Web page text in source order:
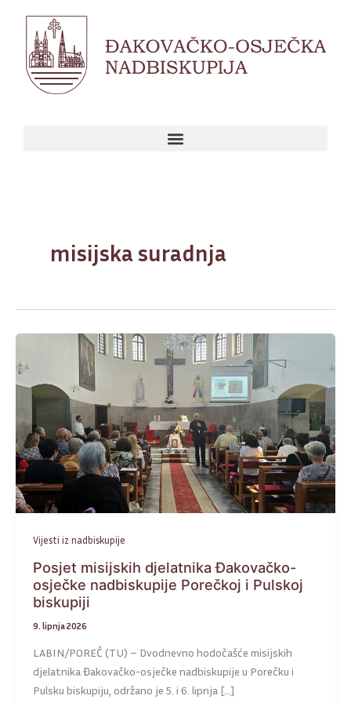
content
misijska suradnja
Vijesti iz nadbiskupije
Posjet misijskih djelatnika Đakovačko-
osječke nadbiskupije Porečkoj i Pulskoj
biskupiji
9. lipnja 2026
LABIN/POREČ (TU) – Dvodnevno hodočašće misijskih
djelatnika Đakovačko-osječke nadbiskupije u Porečku i
Pulsku biskupiju, održano je 5. i 6. lipnja […]